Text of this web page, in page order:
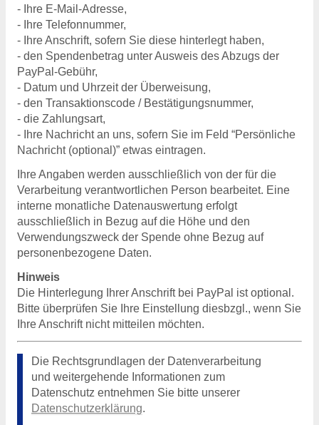
- Ihre E-Mail-Adresse,
- Ihre Telefonnummer,
- Ihre Anschrift, sofern Sie diese hinterlegt haben,
- den Spendenbetrag unter Ausweis des Abzugs der
PayPal-Gebühr,
- Datum und Uhrzeit der Überweisung,
- den Transaktionscode / Bestätigungsnummer,
- die Zahlungsart,
- Ihre Nachricht an uns, sofern Sie im Feld “Persönliche
Nachricht (optional)” etwas eintragen.
Ihre Angaben werden ausschließlich von der für die
Verarbeitung verantwortlichen Person bearbeitet. Eine
interne monatliche Datenauswertung erfolgt
ausschließlich in Bezug auf die Höhe und den
Verwendungszweck der Spende ohne Bezug auf
personenbezogene Daten.
Hinweis
Die Hinterlegung Ihrer Anschrift bei PayPal ist optional.
Bitte überprüfen Sie Ihre Einstellung diesbzgl., wenn Sie
Ihre Anschrift nicht mitteilen möchten.
Die Rechtsgrundlagen der Datenverarbeitung
und weitergehende Informationen zum
Datenschutz entnehmen Sie bitte unserer
Datenschutzerklärung.